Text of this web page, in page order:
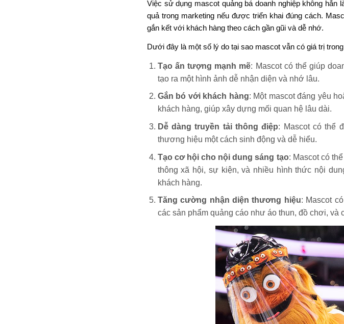
Việc sử dụng mascot quảng bá doanh nghiệp không
quả trong marketing nếu được triển khai đúng cách.
gắn kết với khách hàng theo cách gần gũi và dễ nhớ.
Dưới đây là một số lý do tại sao mascot vẫn có giá trị
Tạo ấn tượng mạnh mẽ: Mascot có thể giúp
tạo ra một hình ảnh dễ nhận diện và nhớ lâu.
Gắn bó với khách hàng: Một mascot đáng yêu
khách hàng, giúp xây dựng mối quan hệ lâu dài.
Dễ dàng truyền tải thông điệp: Mascot có thể
thương hiệu một cách sinh động và dễ hiểu.
Tạo cơ hội cho nội dung sáng tạo: Mascot có
thông xã hội, sự kiện, và nhiều hình thức nội
khách hàng.
Tăng cường nhận diện thương hiệu: Mascot
các sản phẩm quảng cáo như áo thun, đồ chơi, và